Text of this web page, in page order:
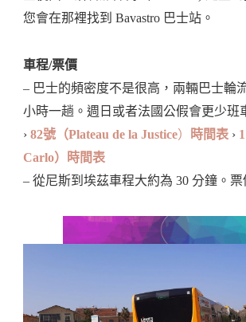
您會在那裡找到 Bavastro 巴士站。
車程/票價
– 巴士的頻密度不是很高，兩輛巴士輪
小時一趟。週日或者法國公假會更少班
› 82號（Plateau de la Justice） 時間表 ›
Carlo）時間表
– 從尼斯到埃茲車程大約為 30 分鐘。票